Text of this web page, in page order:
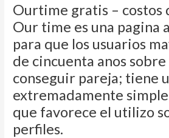
Ourtime gratis – costos
Our time es una pagina
para que los usuarios
de cincuenta anos
conseguir pareja; tiene
extremadamente
que favorece el utilizo
perfiles.
entradas